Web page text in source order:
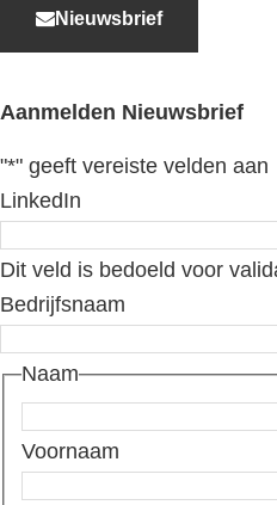
Nieuwsbrief
Aanmelden Nieuwsbrief
"*" geeft vereiste velden aan
LinkedIn
Dit veld is bedoeld voor
Bedrijfsnaam
Naam
Voornaam